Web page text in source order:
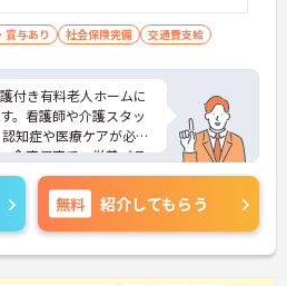
賞与あり 社会保険完備 交通費支給
付き有料老人ホームに
。看護師や介護スタッ
知症や医療ケアが必要
全室個室で、栄養バラ
入浴設備を備え、安心
います。
終了後にプライベートな
ます。
策ポイントなど、さら
気軽にご相談くださ
無料 紹介してもらう